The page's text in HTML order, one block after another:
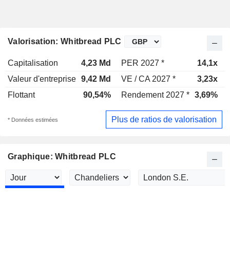
Valorisation: Whitbread PLC
Capitalisation 4,23 Md PER 2027 * 14,1x
Valeur d'entreprise 9,42 Md VE / CA 2027 * 3,23x
Flottant
90,54% Rendement 2027 * 3,69%
* Données estimées Plus de ratios de valorisation
Graphique: Whitbread PLC